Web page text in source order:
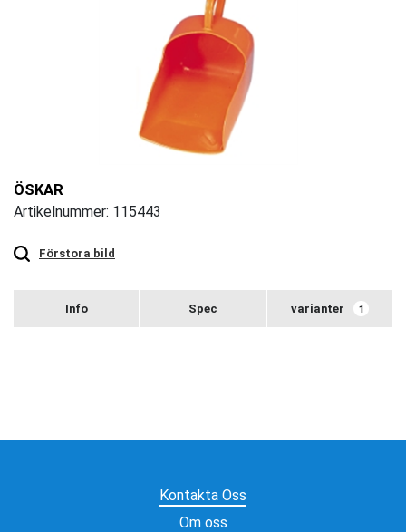
ÖSKAR
Artikelnummer: 115443
Förstora bild
zoom
varianter 1
Kontakta Oss
Om oss